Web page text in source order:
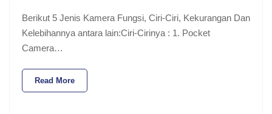
Berikut 5 Jenis Kamera Fungsi, Ciri-Ciri, Kekurangan Dan
Kelebihannya antara lain:Ciri-Cirinya : 1. Pocket
Camera…
Read More